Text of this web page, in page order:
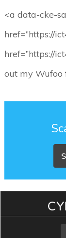
<a data-cke-
href=”https://
href=”https://
out my Wufoo